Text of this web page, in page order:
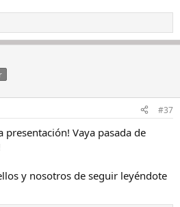
#37
Vaya pasada de
y nosotros de seguir leyéndote